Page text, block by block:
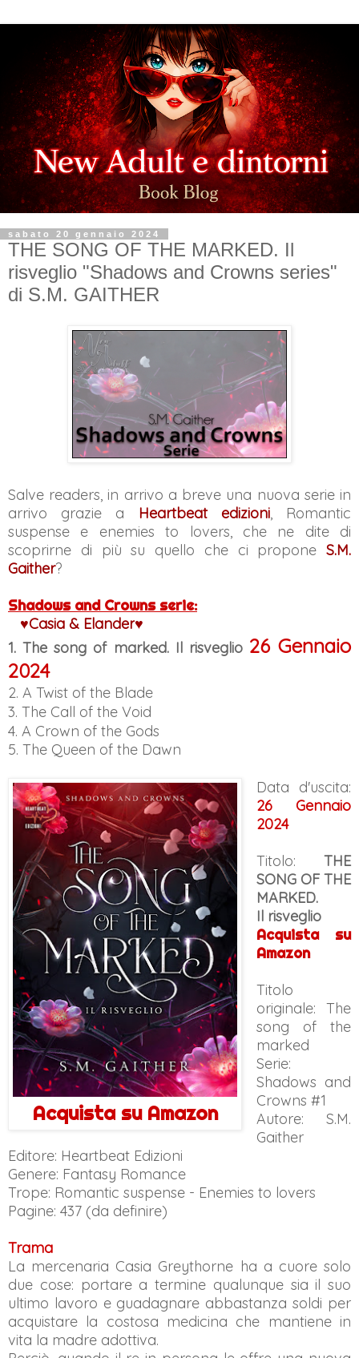
sabato 20 gennaio 2024
THE SONG OF THE MARKED. Il
risveglio "Shadows and Crowns series"
di S.M. GAITHER
Salve readers, in arrivo a breve una nuova serie in
arrivo grazie a Heartbeat edizioni, Romantic
suspense e enemies to lovers, che ne dite di
scoprirne di più su quello che ci propone S.M.
Gaither?
Shadows and Crowns serie:
♥Casia & Elander♥
1. The song of marked. Il risveglio 26 Gennaio
2024
2. A Twist of the Blade
3. The Call of the Void
4. A Crown of the Gods
5. The Queen of the Dawn
Acquista su Amazon
Data d'uscita:
26 Gennaio
2024
Titolo: THE
SONG OF THE
MARKED.
Il risveglio
Acquista su
Amazon
Titolo
originale: The
song of the
marked
Serie:
Shadows and
Crowns #1
Autore: S.M.
Gaither
Editore: Heartbeat Edizioni
Genere: Fantasy Romance
Trope: Romantic suspense - Enemies to lovers
Pagine: 437 (da definire)
Trama
La mercenaria Casia Greythorne ha a cuore solo
due cose: portare a termine qualunque sia il suo
ultimo lavoro e guadagnare abbastanza soldi per
acquistare la costosa medicina che mantiene in
vita la madre adottiva.